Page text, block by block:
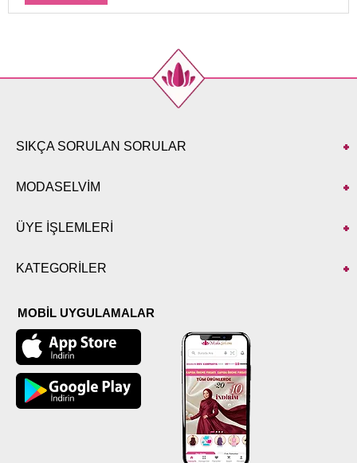
SIKÇA SORULAN SORULAR
MODASELVİM
ÜYE İŞLEMLERİ
KATEGORİLER
MOBİL UYGULAMALAR